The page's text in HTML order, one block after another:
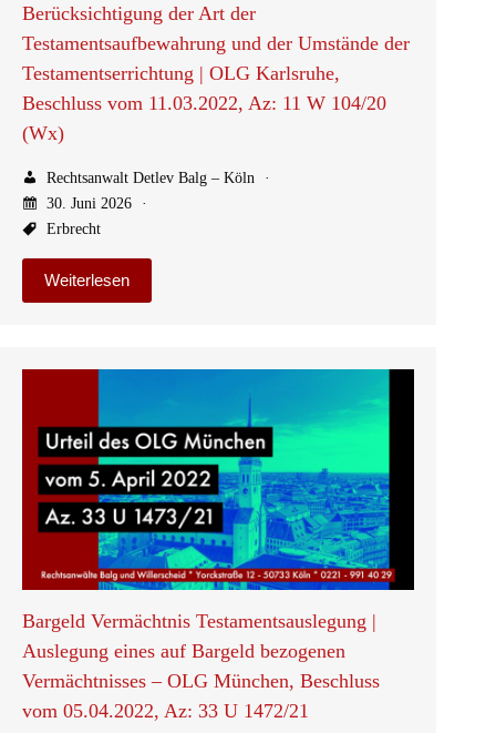
Berücksichtigung der Art der
Testamentsaufbewahrung und der Umstände der
Testamentserrichtung | OLG Karlsruhe,
Beschluss vom 11.03.2022, Az: 11 W 104/20
(Wx)
Rechtsanwalt Detlev Balg – Köln
30. Juni 2026
Erbrecht
Weiterlesen
Bargeld Vermächtnis Testamentsauslegung |
Auslegung eines auf Bargeld bezogenen
Vermächtnisses – OLG München, Beschluss
vom 05.04.2022, Az: 33 U 1472/21